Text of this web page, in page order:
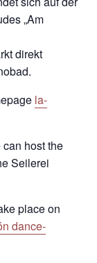
„Am
direkt
la-
host the
Seilerei
place on
dance-